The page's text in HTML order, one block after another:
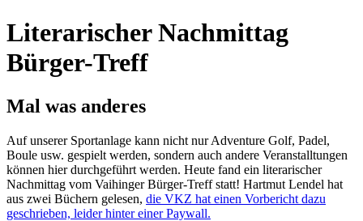
Literarischer Nachmittag
Bürger-Treff
Mal was anderes
Auf unserer Sportanlage kann nicht nur Adventure Golf, Padel,
Boule usw. gespielt werden, sondern auch andere Veranstalltungen
können hier durchgeführt werden. Heute fand ein literarischer
Nachmittag vom Vaihinger Bürger-Treff statt! Hartmut Lendel hat
aus zwei Büchern gelesen, die VKZ hat einen Vorbericht dazu
geschrieben, leider hinter einer Paywall.